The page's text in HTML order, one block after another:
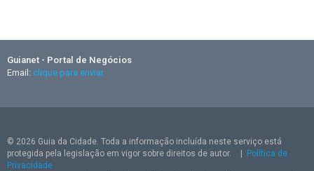
Guianet - Portal de Negócios
Email: clique para enviar
© 2026 Guia da Cidade. Toda a informação incluída neste serviço está
protegida pela legislação em vigor sobre direitos de autor.
Política de
Privacidade